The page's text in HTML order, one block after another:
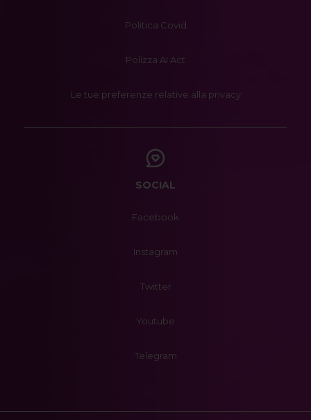
Politica Covid
Polizza AI Act
Le tue preferenze relative alla privacy
SOCIAL
Facebook
Instagram
Twitter
Youtube
Telegram